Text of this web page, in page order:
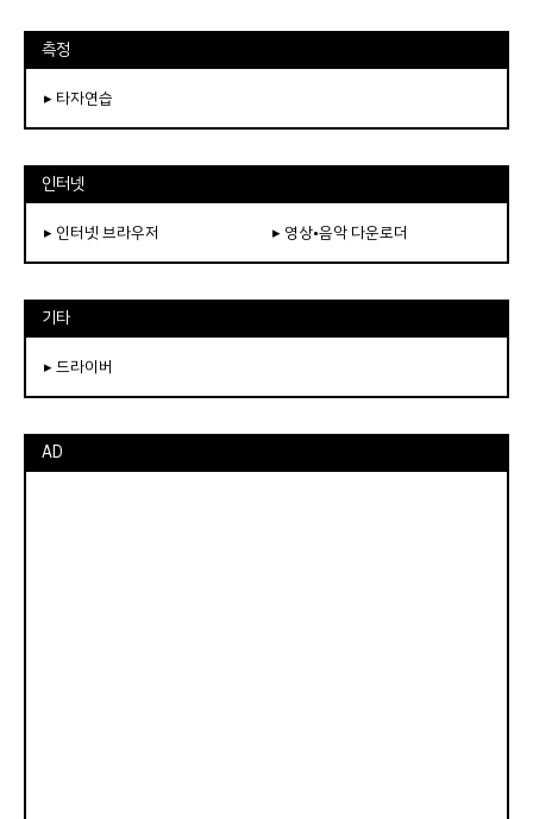
측정
▸ 타자연습
인터넷
▸ 인터넷 브라우저 ▸ 영상•음악 다운로더
기타
▸ 드라이버
AD